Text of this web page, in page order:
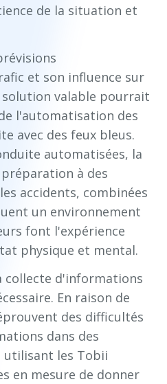
de la situation et
et son influence sur
solution valable pourrait
l'automatisation des
avec des feux bleus.
automatisées, la
à des
accidents, combinées
un environnement
font l'expérience
physique et mental.
collecte d'informations
En raison de
des difficultés
dans des
utilisant les Tobii
en mesure de donner